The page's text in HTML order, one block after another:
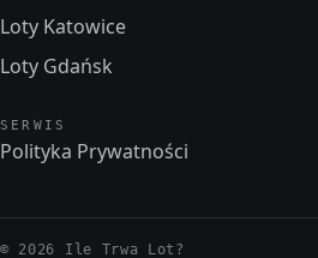
Loty Katowice
Loty Gdańsk
SERWIS
Polityka Prywatności
© 2026 Ile Trwa Lot?